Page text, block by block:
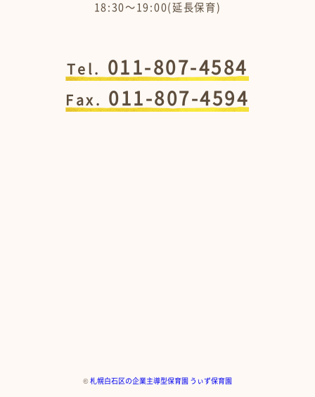
18:30～19:00(延長保育)
Tel. 011-807-4584
Fax. 011-807-4594
©札幌白石区の企業主導型保育園 うぃず保育園